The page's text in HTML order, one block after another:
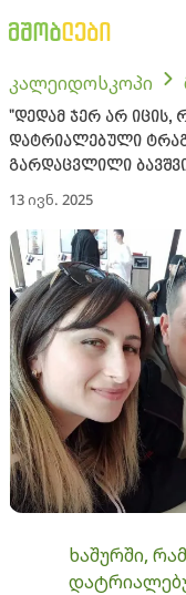
კალეიდოსკოპი
"დედამ ჯერ არ იცის,
დატრიალებული
გარდაცვლილი
13 ივნ. 2025
ხაშურში,